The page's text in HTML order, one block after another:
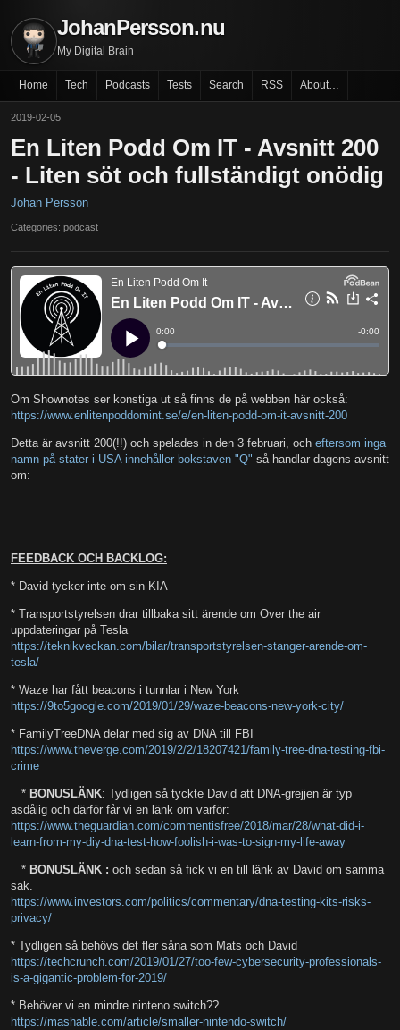
JohanPersson.nu
My Digital Brain
Home Tech Podcasts Tests Search RSS About…
2019-02-05
En Liten Podd Om IT - Avsnitt 200
- Liten söt och fullständigt onödig
Johan Persson
Categories: podcast
Om Shownotes ser konstiga ut så finns de på webben här också:
https://www.enlitenpoddomint.se/e/en-liten-podd-om-it-avsnitt-200
Detta är avsnitt 200(!!) och spelades in den 3 februari, och eftersom inga
namn på stater i USA innehåller bokstaven "Q" så handlar dagens avsnitt
om:
FEEDBACK OCH BACKLOG:
* David tycker inte om sin KIA
* Transportstyrelsen drar tillbaka sitt ärende om Over the air
uppdateringar på Tesla
https://teknikveckan.com/bilar/transportstyrelsen-stanger-arende-om-
tesla/
* Waze har fått beacons i tunnlar i New York
https://9to5google.com/2019/01/29/waze-beacons-new-york-city/
* FamilyTreeDNA delar med sig av DNA till FBI
https://www.theverge.com/2019/2/2/18207421/family-tree-dna-testing-fbi-
crime
* BONUSLÄNK: Tydligen så tyckte David att DNA-grejjen är typ
asdålig och därför får vi en länk om varför:
https://www.theguardian.com/commentisfree/2018/mar/28/what-did-i-
learn-from-my-diy-dna-test-how-foolish-i-was-to-sign-my-life-away
* BONUSLÄNK : och sedan så fick vi en till länk av David om samma
sak.
https://www.investors.com/politics/commentary/dna-testing-kits-risks-
privacy/
* Tydligen så behövs det fler såna som Mats och David
https://techcrunch.com/2019/01/27/too-few-cybersecurity-professionals-
is-a-gigantic-problem-for-2019/
* Behöver vi en mindre ninteno switch??
https://mashable.com/article/smaller-nintendo-switch/